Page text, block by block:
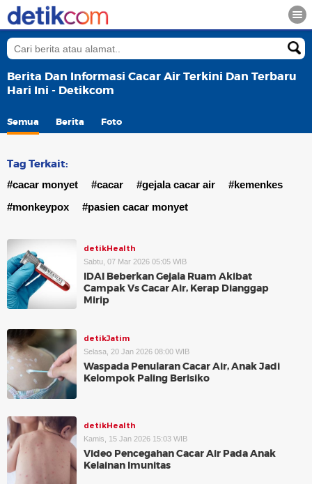
Berita Dan Informasi Cacar Air Terkini Dan Terbaru
Hari Ini - Detikcom
Semua Berita Foto
Tag Terkait:
#cacar monyet #cacar #gejala cacar air
#kemenkes
#monkeypox
#pasien cacar monyet
detikHealth
Sabtu, 07 Mar 2026 05:05 WIB
IDAI Beberkan Gejala Ruam Akibat
Campak Vs Cacar Air, Kerap Dianggap
Mirip
detikJatim
Selasa, 20 Jan 2026 08:00 WIB
Waspada Penularan Cacar Air, Anak Jadi
Kelompok Paling Berisiko
detikHealth
Kamis, 15 Jan 2026 15:03 WIB
Video Pencegahan Cacar Air Pada Anak
Kelainan Imunitas